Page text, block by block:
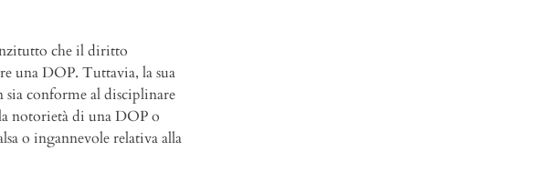
che il diritto
una DOP. Tuttavia, la sua
sia conforme al disciplinare
notorietà di una DOP o
o ingannevole relativa alla